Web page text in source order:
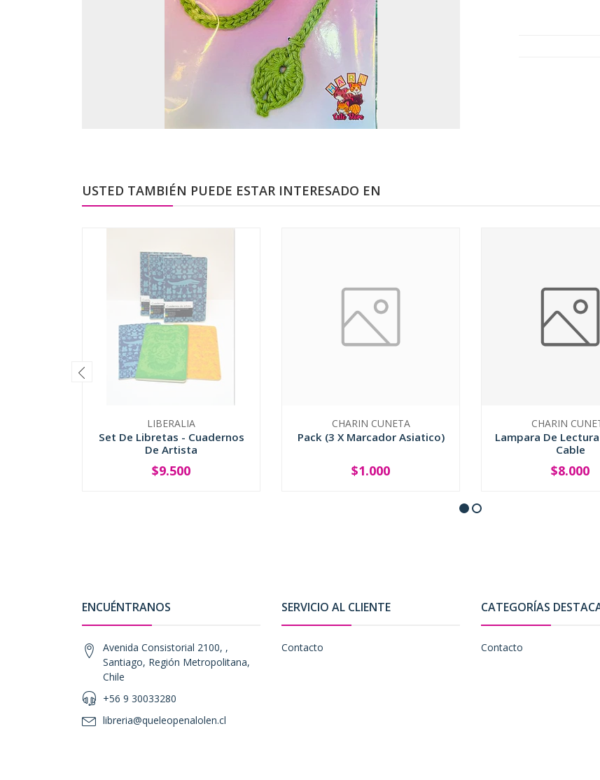
USTED TAMBIÉN PUEDE ESTAR INTERESADO EN
LIBERALIA
Set De Libretas - Cuadernos
De Artista
SOLD OUT
$9.500
CHARIN CUNETA
Pack (3 X Marcador Asiatico)
SOLD OUT
$1.000
CHARIN
Lampara De
Cable
+
$8.000
ENCUÉNTRANOS
Avenida Consistorial 2100, ,
Santiago, Región Metropolitana,
Chile
+56 9 30033280
libreria@queleopenalolen.cl
SERVICIO AL CLIENTE
Contacto
CATEGORÍAS
Contacto